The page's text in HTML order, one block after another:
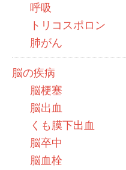
呼吸
トリコスポロン
肺がん
脳の疾病
脳梗塞
脳出血
くも膜下出血
脳卒中
脳血栓